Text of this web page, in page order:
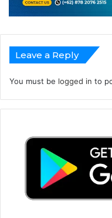
Leave a Reply
You must be logged in to